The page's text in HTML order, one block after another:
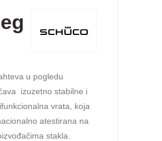
u pogledu
izuzetno stabilne i
vrata, koja
atestirana na
stakla.